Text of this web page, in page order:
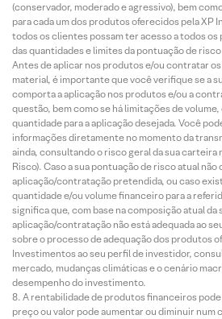
(conservador, moderado e agressivo), bem
para cada um dos produtos oferecidos pela XP
todos os clientes possam ter acesso a todos
das quantidades e limites da pontuação de
Antes de aplicar nos produtos e/ou contratar
material, é importante que você verifique se a
comporta a aplicação nos produtos e/ou a
questão, bem como se há limitações de
quantidade para a aplicação desejada. Você
informações diretamente no momento da
ainda, consultando o risco geral da sua carteira
Risco). Caso a sua pontuação de risco atual
aplicação/contratação pretendida, ou caso
quantidade e/ou volume financeiro para a
significa que, com base na composição atual da
aplicação/contratação não está adequada ao
sobre o processo de adequação dos produtos
Investimentos ao seu perfil de investidor,
mercado, mudanças climáticas e o cenário
desempenho do investimento.
A rentabilidade de produtos financeiros
preço ou valor pode aumentar ou diminuir num